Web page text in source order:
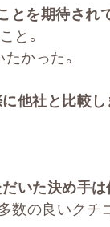
とを期待され
と。
かった。
他社と比較
いた決め手は
の良いクチ